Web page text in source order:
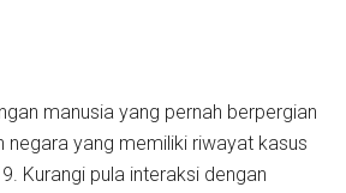
manusia yang pernah berpergian
negara yang memiliki riwayat kasus
Kurangi pula interaksi dengan